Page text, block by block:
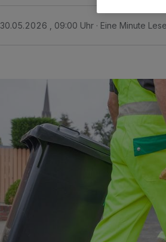
30.05.2026 , 09:00 Uhr Eine Minute